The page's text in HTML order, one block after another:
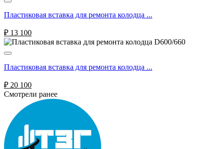
Пластиковая вставка для ремонта колодца ...
₽ 13 100
Пластиковая вставка для ремонта колодца ...
₽ 20 100
Смотрели ранее